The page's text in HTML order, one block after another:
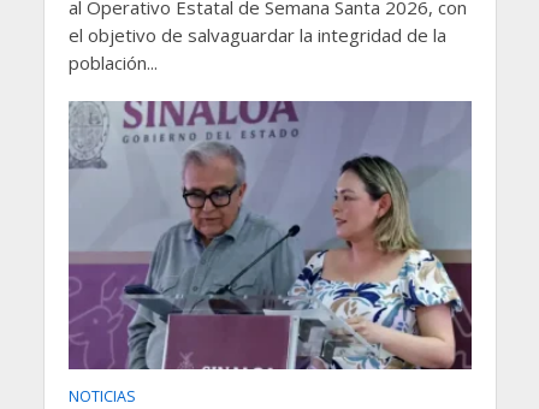
al Operativo Estatal de Semana Santa 2026, con
el objetivo de salvaguardar la integridad de la
población...
NOTICIAS